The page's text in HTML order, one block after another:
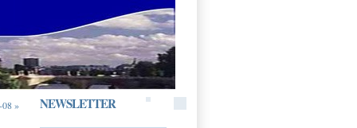
NEWSLETTER
08 »